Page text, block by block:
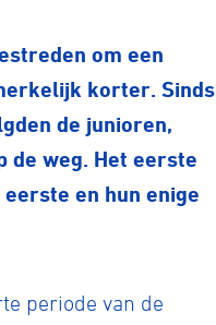
om een
korter. Sinds
de junioren,
de weg. Het eerste
en hun enige
periode van de